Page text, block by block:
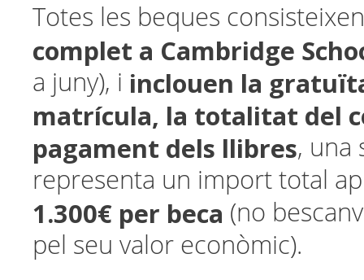
Totes les beques
complet a Cambridge
a juny), i inclouen la
matrícula, la totalitat del
pagament dels llibres, una
representa un import total
1.300€ per beca (no
pel seu valor econòmic).